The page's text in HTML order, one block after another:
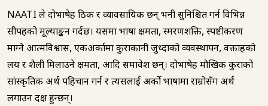
NAATI ले दोभाषेहरू ठिक र व्यावसायिक छन् भनी सुनिश्चित गर्न विभिन्न
सीपहरूको मूल्याङ्कन गर्दछ। यसमा भाषा क्षमता, स्मरणशक्ति, स्पष्टीकरण
माग्ने आत्मविश्वास, एकअर्कामा कुराकानी जुध्दाको व्यवस्थापन, वक्ताहरूको
लय र शैली मिलाउने क्षमता, आदि समावेश छन्। दोभाषेहरू मौखिक कुराको
सांस्कृतिक अर्थ पहिचान गर्न र त्यसलाई अर्को भाषामा राम्रोसँग अर्थ
लगाउन दक्ष हुन्छन्।